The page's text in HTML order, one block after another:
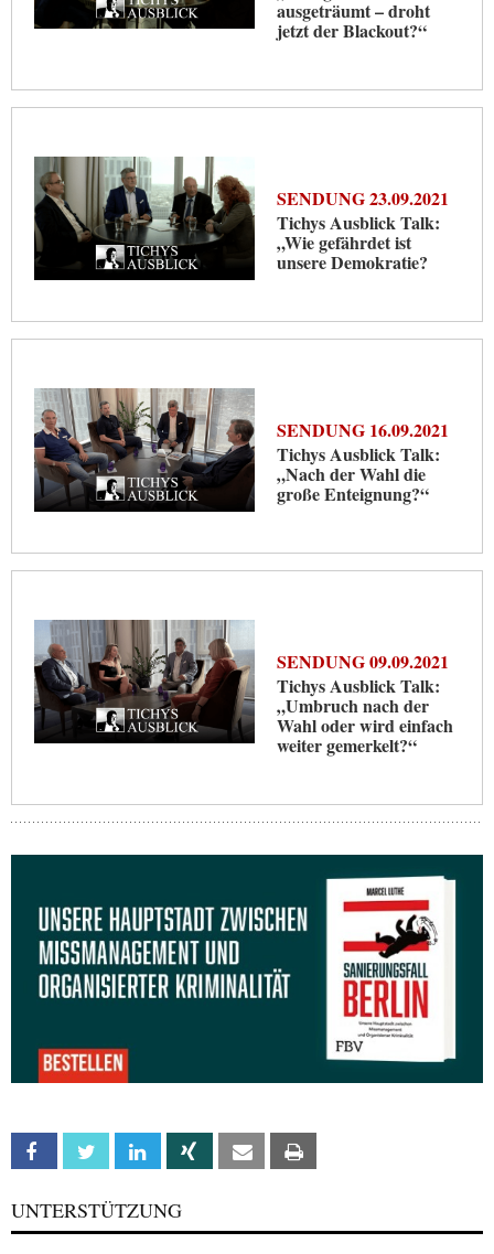
ausgeträumt – droht
jetzt der Blackout?“
SENDUNG 23.09.2021
Tichys Ausblick Talk:
„Wie gefährdet ist
unsere Demokratie?
SENDUNG 16.09.2021
Tichys Ausblick Talk:
„Nach der Wahl die
große Enteignung?“
SENDUNG 09.09.2021
Tichys Ausblick Talk:
„Umbruch nach der
Wahl oder wird einfach
weiter gemerkelt?“
Facebook Twitter Linkedin Xing Email
UNTERSTÜTZUNG